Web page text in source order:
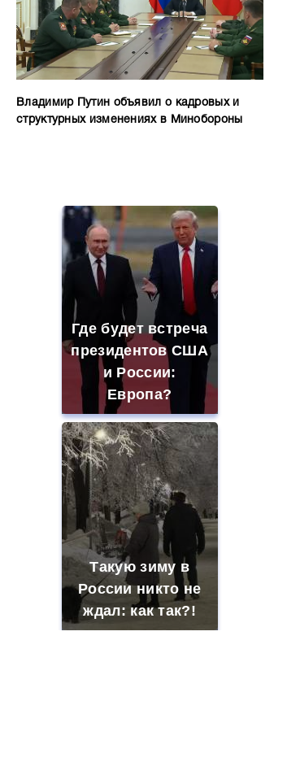
Владимир Путин объявил о кадровых и
структурных изменениях в Минобороны
Где будет встреча
президентов США
и России:
Европа?
Такую зиму в
России никто не
ждал: как так?!